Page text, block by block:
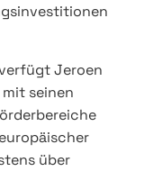
Jeroen
seinen
über